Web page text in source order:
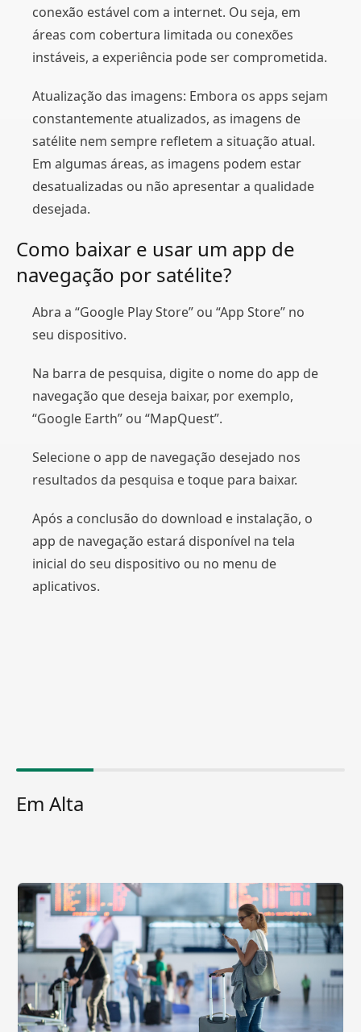
conexão estável com a internet. Ou seja, em
áreas com cobertura limitada ou conexões
instáveis, a experiência pode ser comprometida.
Atualização das imagens: Embora os apps sejam
constantemente atualizados, as imagens de
satélite nem sempre refletem a situação atual.
Em algumas áreas, as imagens podem estar
desatualizadas ou não apresentar a qualidade
desejada.
Como baixar e usar um app de
navegação por satélite?
Abra a “Google Play Store” ou “App Store” no
seu dispositivo.
Na barra de pesquisa, digite o nome do app de
navegação que deseja baixar, por exemplo,
“Google Earth” ou “MapQuest”.
Selecione o app de navegação desejado nos
resultados da pesquisa e toque para baixar.
Após a conclusão do download e instalação, o
app de navegação estará disponível na tela
inicial do seu dispositivo ou no menu de
aplicativos.
Em Alta